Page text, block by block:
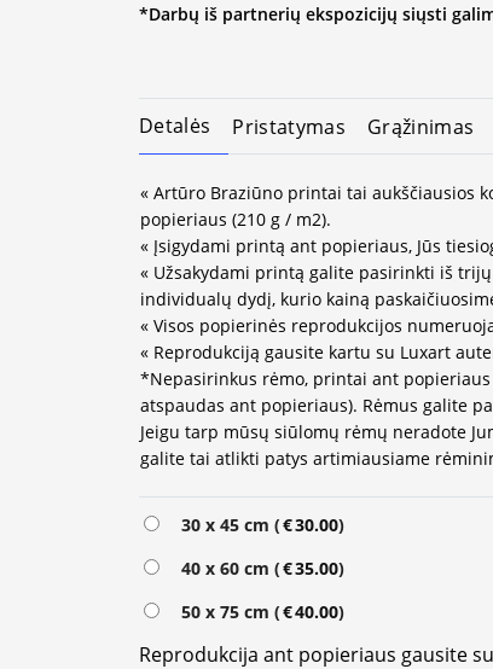
*Darbų iš partnerių ekspozicijų siųsti
Detalės Pristatymas Grąžinimas
« Artūro Braziūno printai tai aukščiausios
popieriaus (210 g / m2).
« Įsigydami printą ant popieriaus, Jūs
« Užsakydami printą galite pasirinkti iš
individualų dydį, kurio kainą
« Visos popierinės reprodukcijos
« Reprodukciją gausite kartu su Luxart
*Nepasirinkus rėmo, printai ant
atspaudas ant popieriaus). Rėmus galite
Jeigu tarp mūsų siūlomų rėmų neradote
galite tai atlikti patys artimiausiame
30 x 45 cm (€30.00)
40 x 60 cm (€35.00)
50 x 75 cm (€40.00)
Reprodukcija ant popieriaus gausite
Alternative: